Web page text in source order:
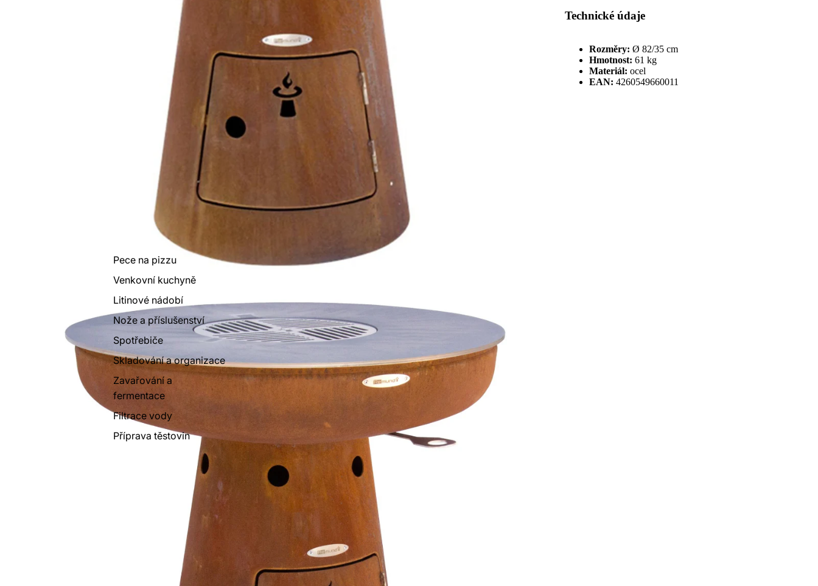
Pece na pizzu
Venkovní kuchyně
Litinové nádobí
Nože a příslušenství
Spotřebiče
Skladování a organizace
Zavařování a
fermentace
Filtrace vody
Příprava těstovin
Technické údaje
Rozměry: Ø 82/35 cm
Hmotnost: 61 kg
Materiál: ocel
EAN: 4260549660011